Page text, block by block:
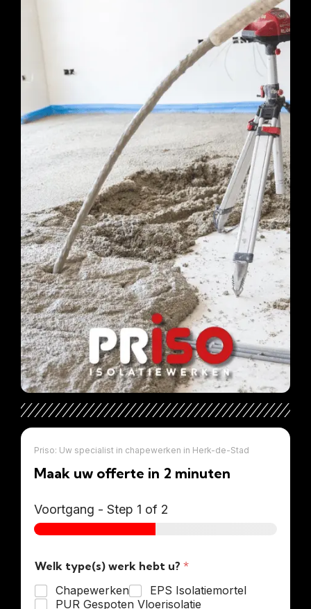
Priso: Uw specialist in chapewerken in Herk-de-Stad
Maak uw offerte in 2 minuten
Voortgang - Step 1 of 2
Welk type(s) werk hebt u? *
Chapewerken
EPS Isolatiemortel
PUR Gespoten Vloerisolatie